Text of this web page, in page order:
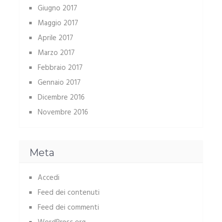
Giugno 2017
Maggio 2017
Aprile 2017
Marzo 2017
Febbraio 2017
Gennaio 2017
Dicembre 2016
Novembre 2016
Meta
Accedi
Feed dei contenuti
Feed dei commenti